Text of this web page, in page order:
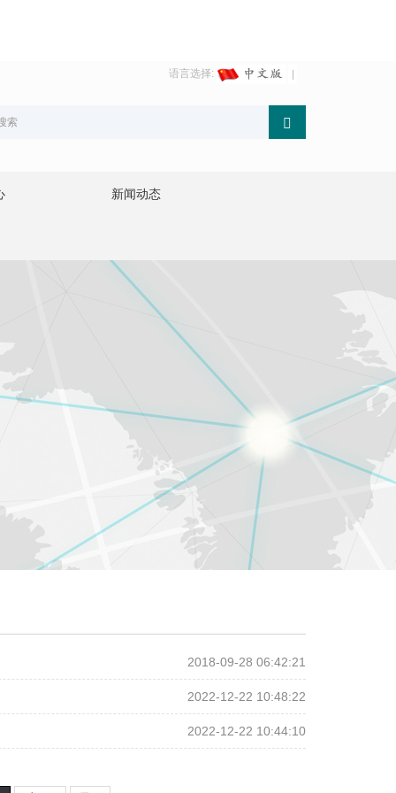
语言选择:
新闻动态
2018-09-28 06:42:21
2022-12-22 10:48:22
2022-12-22 10:44:10